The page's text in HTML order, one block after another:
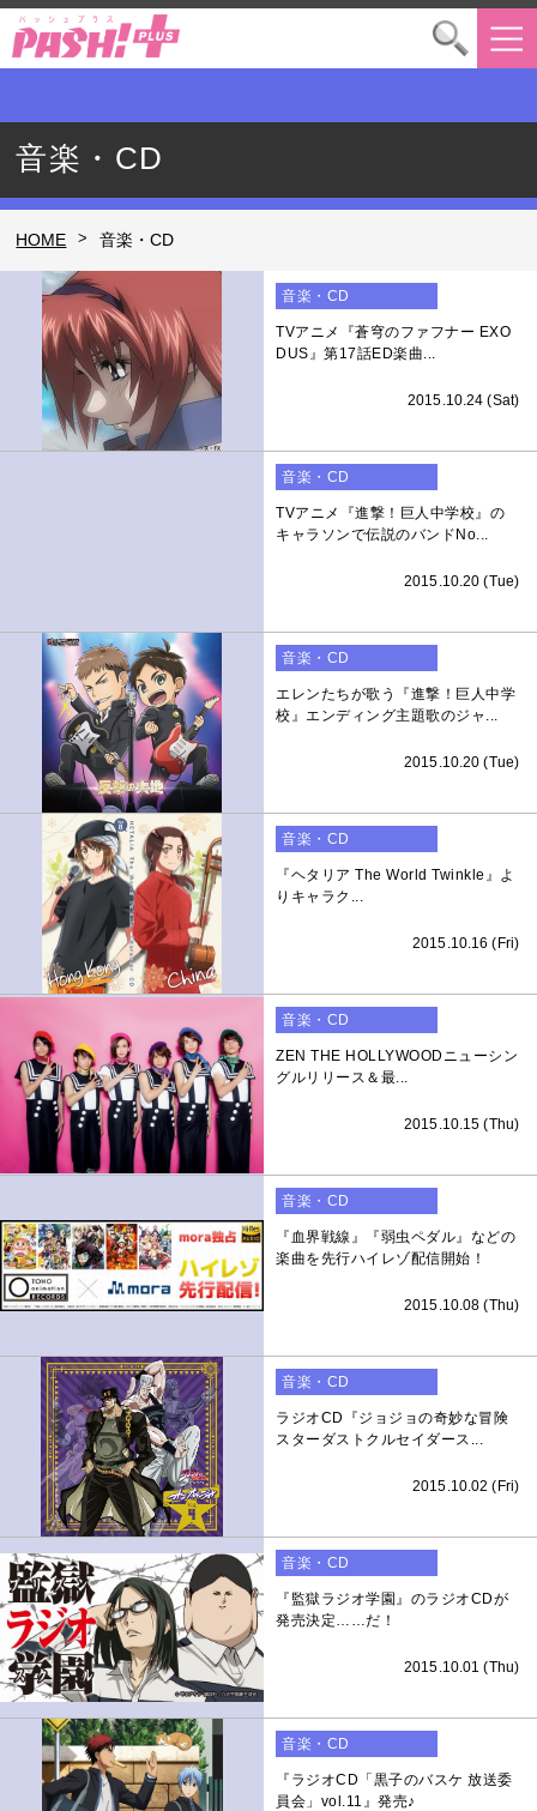
音楽・CD
HOME > 音楽・CD
音楽・CD
TVアニメ『蒼穹のファフナー EXO
DUS』第17話ED楽曲...
2015.10.24 (Sat)
音楽・CD
TVアニメ『進撃！巨人中学校』の
キャラソンで伝説のバンドNo...
2015.10.20 (Tue)
音楽・CD
エレンたちが歌う『進撃！巨人中学
校』エンディング主題歌のジャ...
2015.10.20 (Tue)
音楽・CD
『ヘタリア The World Twinkle』よ
りキャラク...
2015.10.16 (Fri)
音楽・CD
ZEN THE HOLLYWOODニューシン
グルリリース＆最...
2015.10.15 (Thu)
音楽・CD
『血界戦線』『弱虫ペダル』などの
楽曲を先行ハイレゾ配信開始！
2015.10.08 (Thu)
音楽・CD
ラジオCD『ジョジョの奇妙な冒険
スターダストクルセイダース...
2015.10.02 (Fri)
音楽・CD
『監獄ラジオ学園』のラジオCDが
発売決定……だ！
2015.10.01 (Thu)
音楽・CD
『ラジオCD「黒子のバスケ 放送委
員会」vol.11』発売♪